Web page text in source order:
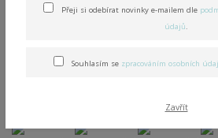
Degustační vinná
Přeji si odebírat novinky e-mailem dle
údajů.
Souhlasím se zpracováním osobních
Zavřít